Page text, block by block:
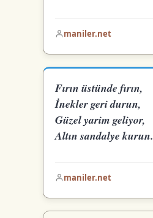
maniler.net
Fırın üstünde fırın,
İnekler geri durun,
Güzel yarim geliyor,
Altın sandalye kurun.
maniler.net